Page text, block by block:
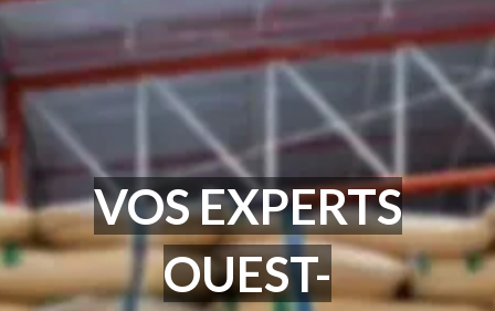
VOS EXPERTS
OUEST-